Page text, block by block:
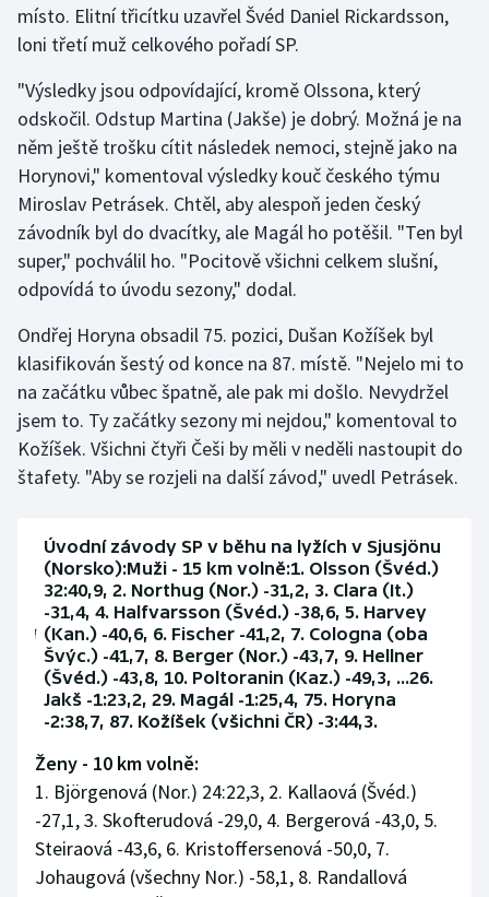
Stolní tenis
Veslování
Vodní slalom
Volejbal
Ostatní
místo. Elitní třicítku uzavřel Švéd Daniel Rickardsson,
loni třetí muž celkového pořadí SP.
"Výsledky jsou odpovídající, kromě Olssona, který
odskočil. Odstup Martina (Jakše) je dobrý. Možná je na
něm ještě trošku cítit následek nemoci, stejně jako na
Horynovi," komentoval výsledky kouč českého týmu
Miroslav Petrásek. Chtěl, aby alespoň jeden český
závodník byl do dvacítky, ale Magál ho potěšil. "Ten byl
super," pochválil ho. "Pocitově všichni celkem slušní,
odpovídá to úvodu sezony," dodal.
Ondřej Horyna obsadil 75. pozici, Dušan Kožíšek byl
klasifikován šestý od konce na 87. místě. "Nejelo mi to
na začátku vůbec špatně, ale pak mi došlo. Nevydržel
jsem to. Ty začátky sezony mi nejdou," komentoval to
Kožíšek. Všichni čtyři Češi by měli v neděli nastoupit do
štafety. "Aby se rozjeli na další závod," uvedl Petrásek.
Úvodní závody SP v běhu na lyžích v Sjusjönu
(Norsko):Muži - 15 km volně:1. Olsson (Švéd.)
32:40,9, 2. Northug (Nor.) -31,2, 3. Clara (It.)
-31,4, 4. Halfvarsson (Švéd.) -38,6, 5. Harvey
(Kan.) -40,6, 6. Fischer -41,2, 7. Cologna (oba
Švýc.) -41,7, 8. Berger (Nor.) -43,7, 9. Hellner
(Švéd.) -43,8, 10. Poltoranin (Kaz.) -49,3, ...26.
Jakš -1:23,2, 29. Magál -1:25,4, 75. Horyna
-2:38,7, 87. Kožíšek (všichni ČR) -3:44,3.
Ženy - 10 km volně:
1. Björgenová (Nor.) 24:22,3, 2. Kallaová (Švéd.)
-27,1, 3. Skofterudová -29,0, 4. Bergerová -43,0, 5.
Steiraová -43,6, 6. Kristoffersenová -50,0, 7.
Johaugová (všechny Nor.) -58,1, 8. Randallová